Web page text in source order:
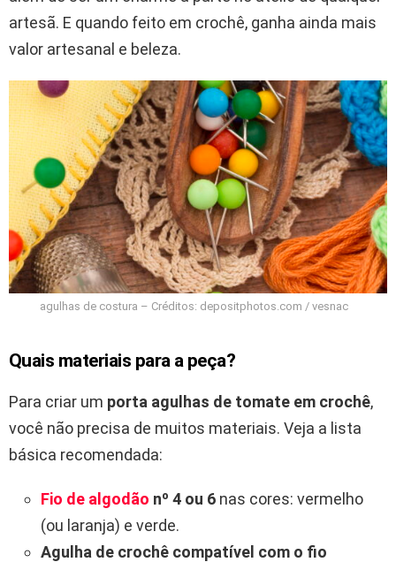
artesã. E quando feito em crochê, ganha ainda mais
valor artesanal e beleza.
agulhas de costura – Créditos: depositphotos.com / vesnac
Quais materiais para a peça?
Para criar um porta agulhas de tomate em crochê,
você não precisa de muitos materiais. Veja a lista
básica recomendada:
Fio de algodão nº 4 ou 6 nas cores: vermelho
(ou laranja) e verde.
Agulha de crochê compatível com o fio